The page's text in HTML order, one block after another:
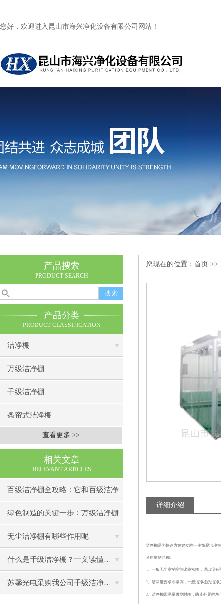
您好，欢迎进入昆山市海兴净化设备有限公司网站！
产品搜索
PRODUCT SEARCH
产品分类
PRODUCT CLASSIFICATION
洁净棚
万级洁净棚
千级洁净棚
条帘式洁净棚
查看更多 >>
相关文章
RELEVANT ARTICLES
百级洁净棚全攻略：它和百级洁净
室到底有什么区别？
绿色制造的关键一步：万级洁净棚
助力环保型半导体产业发展
无尘洁净棚有哪些作用呢
什么是千级洁净棚？一文读懂其结构特点与局部净化优势
苏馨光电采购我公司千级洁净棚普通工作台一批（7月07日）已顺利交货
您现在的位置： 首页 >>
详细介绍
洁净棚是为快速方便建立的一座简易洁净
通用型洁净棚。
1、一般无尘室的空间比较密闭，进出没
2、洁净度要求非常高，一般洁净棚的洁
3、洁净棚因尽量做到封闭，防止外界的